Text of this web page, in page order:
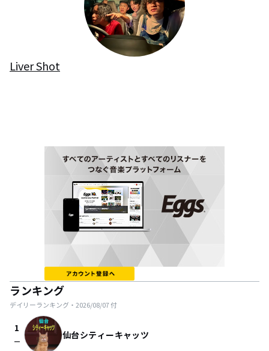
Liver Shot
ランキング
デイリーランキング・ 2026/08/07付
1
check_indeterminate_small 仙台シティーキャッツ